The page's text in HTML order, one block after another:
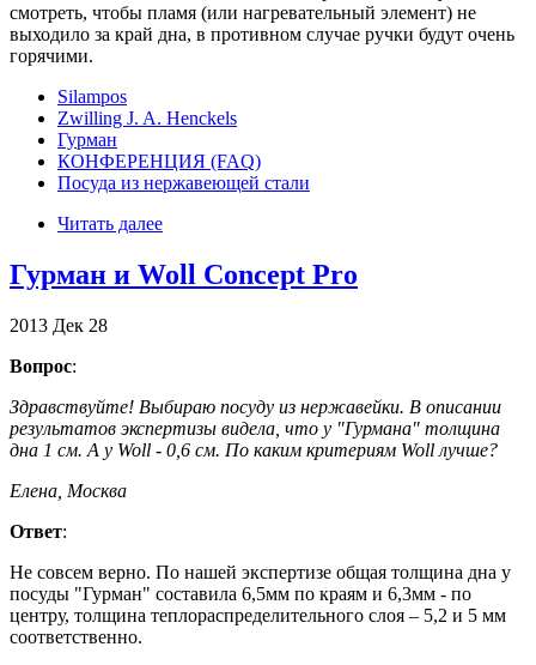
смотреть, чтобы пламя (или нагревательный элемент) не
выходило за край дна, в противном случае ручки будут очень
горячими.
Silampos
Zwilling J. A. Henckels
Гурман
КОНФЕРЕНЦИЯ (FAQ)
Посуда из нержавеющей стали
Читать далее
Гурман и Woll Concept Pro
2013 Дек 28
Вопрос:
Здравствуйте! Выбираю посуду из нержавейки. В описании
результатов экспертизы видела, что у "Гурмана" толщина
дна 1 см. А у Woll - 0,6 см. По каким критериям Woll лучше?
Елена, Москва
Ответ:
Не совсем верно. По нашей экспертизе общая толщина дна у
посуды "Гурман" составила 6,5мм по краям и 6,3мм - по
центру, толщина теплораспределительного слоя – 5,2 и 5 мм
соответственно.